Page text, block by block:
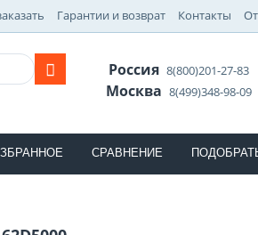
Гарантии и возврат Контакты
Россия8(800)201-27-83
Москва8(499)348-98-09
СРАВНЕНИЕ